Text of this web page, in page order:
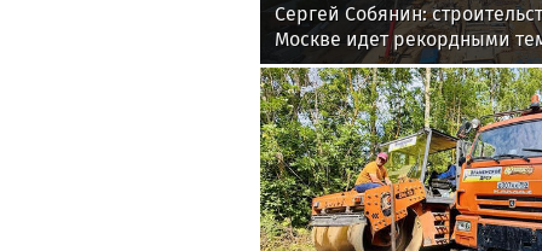
Сергей Собянин:
Москве идет рекордными